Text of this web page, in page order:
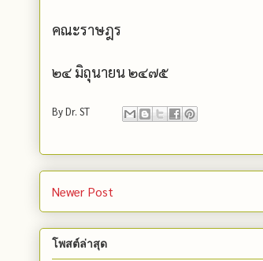
คณะราษฎร
๒๔ มิถุนายน ๒๔๗๕
ByDr. ST
Newer Post
โพสต์ล่าสุด